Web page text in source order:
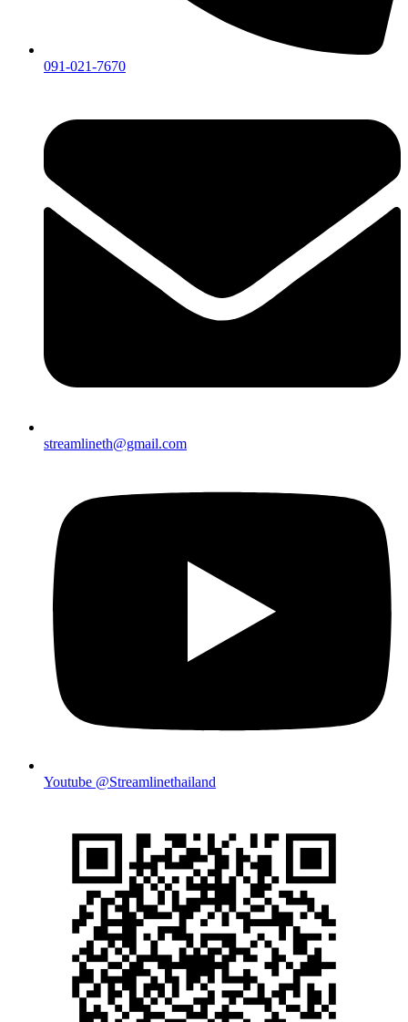
091-021-7670
streamlineth@gmail.com
Youtube @Streamlinethailand